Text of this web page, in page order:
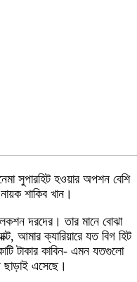
সুপারহিট হওয়ার অপশন বেশি
শাকিব খান।
দরদের। তার মানে বোঝা
আমার ক্যারিয়ারে যত বিগ হিট
টাকার কাবিন- এমন যতগুলো
এসেছে।